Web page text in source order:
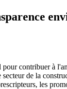
pour contribuer à
de la
les